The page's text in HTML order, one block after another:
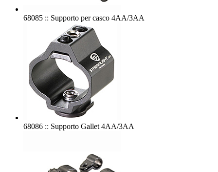
68085 :: Supporto per casco 4AA/3AA
68086 :: Supporto Gallet 4AA/3AA